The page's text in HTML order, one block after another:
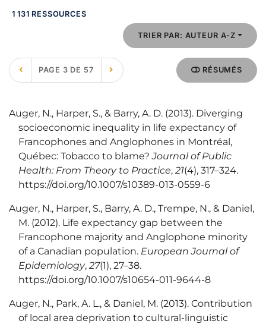
1 131 RESSOURCES
TRIER PAR: AUTEUR A-Z
PAGE 3 DE 57 RÉSUMÉS
Auger, N., Harper, S., & Barry, A. D. (2013). Diverging
socioeconomic inequality in life expectancy of
Francophones and Anglophones in Montréal,
Québec: Tobacco to blame?Journal of Public
Health: From Theory to Practice,21(4), 317–324.
https://doi.org/10.1007/s10389-013-0559-6
Auger, N., Harper, S., Barry, A. D., Trempe, N., & Daniel,
M. (2012). Life expectancy gap between the
Francophone majority and Anglophone minority
of a Canadian population. European Journal of
Epidemiology,27(1), 27–38.
https://doi.org/10.1007/s10654-011-9644-8
Auger, N., Park, A. L., & Daniel, M. (2013). Contribution
of local area deprivation to cultural-linguistic